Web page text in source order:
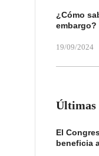
¿Cómo
embargo?
19/09/2024
Últimas
El
beneficia